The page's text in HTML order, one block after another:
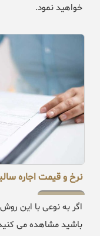
خواهید نمود.
نرخ و قیمت اجاره
اگر به نوعی با این روش
باشید مشاهده می